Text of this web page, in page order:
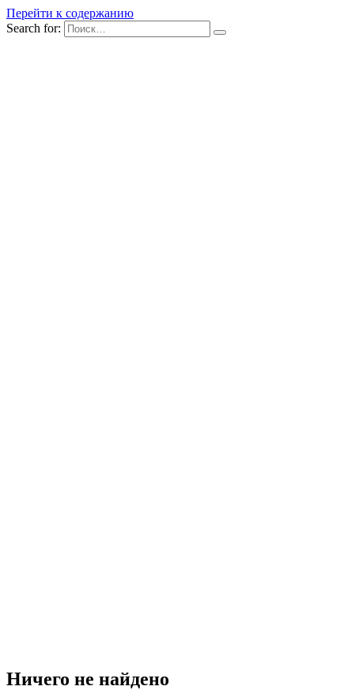
Перейти к содержанию
Search for:
Ничего не найдено